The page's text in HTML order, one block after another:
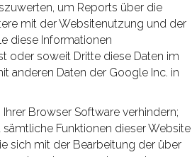
um Reports über die
mit der Websitenutzung und der
diese Informationen
oder soweit Dritte diese Daten im
anderen Daten der Google Inc. in
Browser Software verhindern;
Funktionen dieser Website
sich mit der Bearbeitung der über